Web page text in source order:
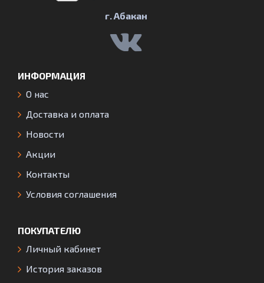
г. Абакан
ИНФОРМАЦИЯ
О нас
Доставка и оплата
Новости
Акции
Контакты
Условия соглашения
ПОКУПАТЕЛЮ
Личный кабинет
История заказов